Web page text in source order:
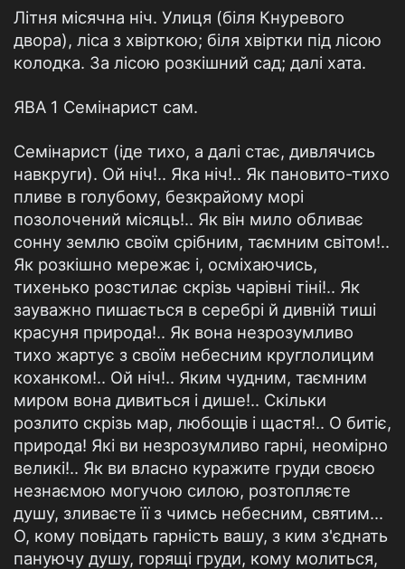
Літня місячна ніч. Улиця (біля Кнуревого
двора), ліса з хвірткою; біля хвіртки під лісою
колодка. За лісою розкішний сад; далі хата.
ЯВА 1 Семінарист сам.
Семінарист (іде тихо, а далі стає, дивлячись
навкруги). Ой ніч!.. Яка ніч!.. Як пановито-тихо
пливе в голубому, безкрайому морі
позолочений місяць!.. Як він мило обливає
сонну землю своїм срібним, таємним світом!..
Як розкішно мережає і, осміхаючись,
тихенько розстилає скрізь чарівні тіні!.. Як
зауважно пишається в серебрі й дивній тиші
красуня природа!.. Як вона незрозумливо
тихо жартує з своїм небесним круглолицим
коханком!.. Ой ніч!.. Яким чудним, таємним
миром вона дивиться і дише!.. Скільки
розлито скрізь мар, любощів і щастя!.. О битіє,
природа! Які ви незрозумливо гарні, неомірно
великі!.. Як ви власно куражите груди своєю
незнаємою могучою силою, розтопляєте
душу, зливаєте її з чимсь небесним, святим...
О, кому повідать гарність вашу, з ким з'єднать
пануючу душу, горящі груди, кому молиться,